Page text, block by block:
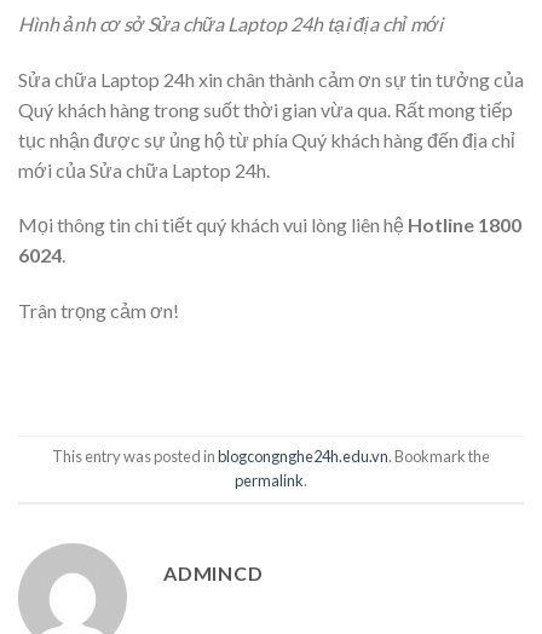
Hình ảnh cơ sở Sửa chữa Laptop 24h tại địa chỉ mới
Sửa chữa Laptop 24h xin chân thành cảm ơn sự tin tưởng của
Quý khách hàng trong suốt thời gian vừa qua. Rất mong tiếp
tục nhận được sự ủng hộ từ phía Quý khách hàng đến địa chỉ
mới của Sửa chữa Laptop 24h.
Mọi thông tin chi tiết quý khách vui lòng liên hệ Hotline 1800
6024.
Trân trọng cảm ơn!
This entry was posted inblogcongnghe24h.edu.vn. Bookmark the
permalink.
ADMINCD